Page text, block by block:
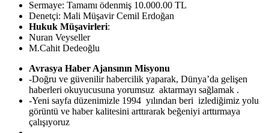
Sermaye: Tamamı ödenmiş 10.000.00 TL
Denetçi: Mali Müşavir Cemil Erdoğan
Hukuk Müşavirleri:
Nuran Veyseller
M.Cahit Dedeoğlu
Avrasya Haber Ajansının Misyonu
-Doğru ve güvenilir habercilik yaparak, Dünya’da gelişen
haberleri okuyucusuna yorumsuz aktarmayı sağlamak .
-Yeni sayfa düzenimizle 1994 yılından beri izlediğimiz yolu
görüntü ve haber kalitesini arttırarak beğeniyi arttırmaya
çalışıyoruz